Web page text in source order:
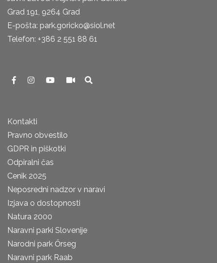
Grad 191, 9264 Grad
E-pošta: park.goricko@siol.net
Telefon: +386 2 551 88 61
Kontakti
Pravno obvestilo
GDPR in piškotki
Odpiralni čas
Cenik 2025
Neposredni nadzor v naravi
Izjava o dostopnosti
Natura 2000
Naravni parki Slovenije
Narodni park Őrseg
Naravni park Raab